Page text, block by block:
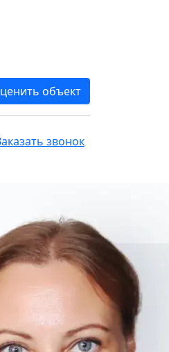
объект
звонок